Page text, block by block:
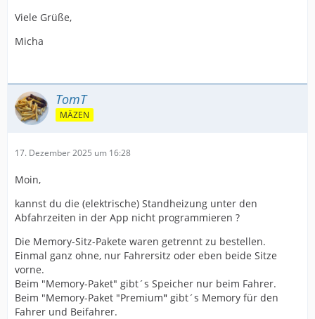
Viele Grüße,
Micha
TomT
MÄZEN
17. Dezember 2025 um 16:28
Moin,
kannst du die (elektrische) Standheizung unter den
Abfahrzeiten in der App nicht programmieren ?
Die Memory-Sitz-Pakete waren getrennt zu bestellen.
Einmal ganz ohne, nur Fahrersitz oder eben beide Sitze
vorne.
Beim "Memory-Paket" gibt´s Speicher nur beim Fahrer.
Beim "Memory-Paket "Premium" gibt´s Memory für den
Fahrer und Beifahrer.